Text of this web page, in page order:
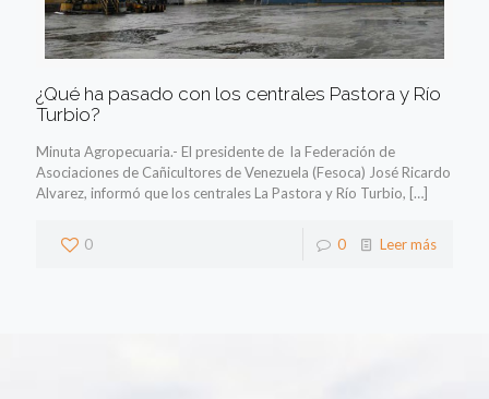
¿Qué ha pasado con los centrales Pastora y Río
Turbio?
Minuta Agropecuaria.- El presidente de la Federación de
Asociaciones de Cañicultores de Venezuela (Fesoca) José Ricardo
Alvarez, informó que los centrales La Pastora y Río Turbio, […]
0 0 Leer más